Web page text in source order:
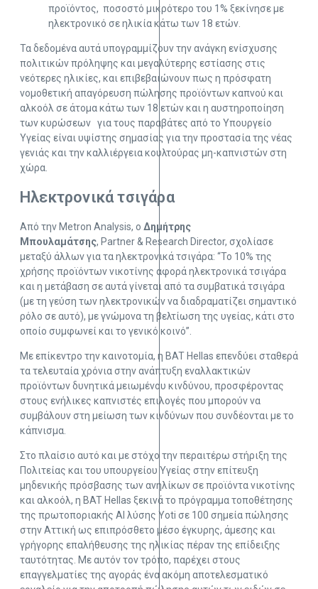
προϊόντος, ποσοστό μικρότερο του 1% ξεκίνησε με
ηλεκτρονικό σε ηλικία κάτω των 18 ετών.
Τα δεδομένα αυτά υπογραμμίζουν την ανάγκη ενίσχυσης
πολιτικών πρόληψης και μεγαλύτερης εστίασης στις
νεότερες ηλικίες, και επιβεβαιώνουν πως η πρόσφατη
νομοθετική απαγόρευση πώλησης προϊόντων καπνού και
αλκοόλ σε άτομα κάτω των 18 ετών και η αυστηροποίηση
των κυρώσεων για τους παραβάτες από το Υπουργείο
Υγείας είναι υψίστης σημασίας για την προστασία της νέας
γενιάς και την καλλιέργεια κουλτούρας μη-καπνιστών στη
χώρα.
Ηλεκτρονικά τσιγάρα
Από την Metron Analysis, ο Δημήτρης
Μπουλαμάτσης, Partner & Research Director, σχολίασε
μεταξύ άλλων για τα ηλεκτρονικά τσιγάρα: “Το 10% της
χρήσης προϊόντων νικοτίνης αφορά ηλεκτρονικά τσιγάρα
και η μετάβαση σε αυτά γίνεται από τα συμβατικά τσιγάρα
(με τη γεύση των ηλεκτρονικών να διαδραματίζει σημαντικό
ρόλο σε αυτό), με γνώμονα τη βελτίωση της υγείας, κάτι στο
οποίο συμφωνεί και το γενικό κοινό”.
Με επίκεντρο την καινοτομία, η BAT Hellas επενδύει σταθερά
τα τελευταία χρόνια στην ανάπτυξη εναλλακτικών
προϊόντων δυνητικά μειωμένου κινδύνου, προσφέροντας
στους ενήλικες καπνιστές επιλογές που μπορούν να
συμβάλουν στη μείωση των κινδύνων που συνδέονται με το
κάπνισμα.
Στο πλαίσιο αυτό και με στόχο την περαιτέρω στήριξη της
Πολιτείας και του υπουργείου Υγείας στην επίτευξη
μηδενικής πρόσβασης των ανηλίκων σε προϊόντα νικοτίνης
και αλκοόλ, η BAT Hellas ξεκινά το πρόγραμμα τοποθέτησης
της πρωτοποριακής ΑΙ λύσης Yoti σε 100 σημεία πώλησης
στην Αττική ως επιπρόσθετο μέσο έγκυρης, άμεσης και
γρήγορης επαλήθευσης της ηλικίας πέραν της επίδειξης
ταυτότητας. Με αυτόν τον τρόπο, παρέχει στους
επαγγελματίες της αγοράς ένα ακόμη αποτελεσματικό